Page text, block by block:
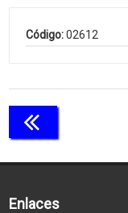
Código:02612
Enlaces